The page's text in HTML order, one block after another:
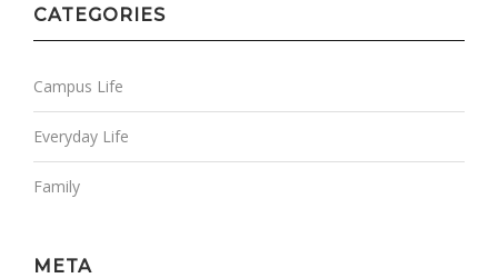
CATEGORIES
Campus Life
Everyday Life
Family
META